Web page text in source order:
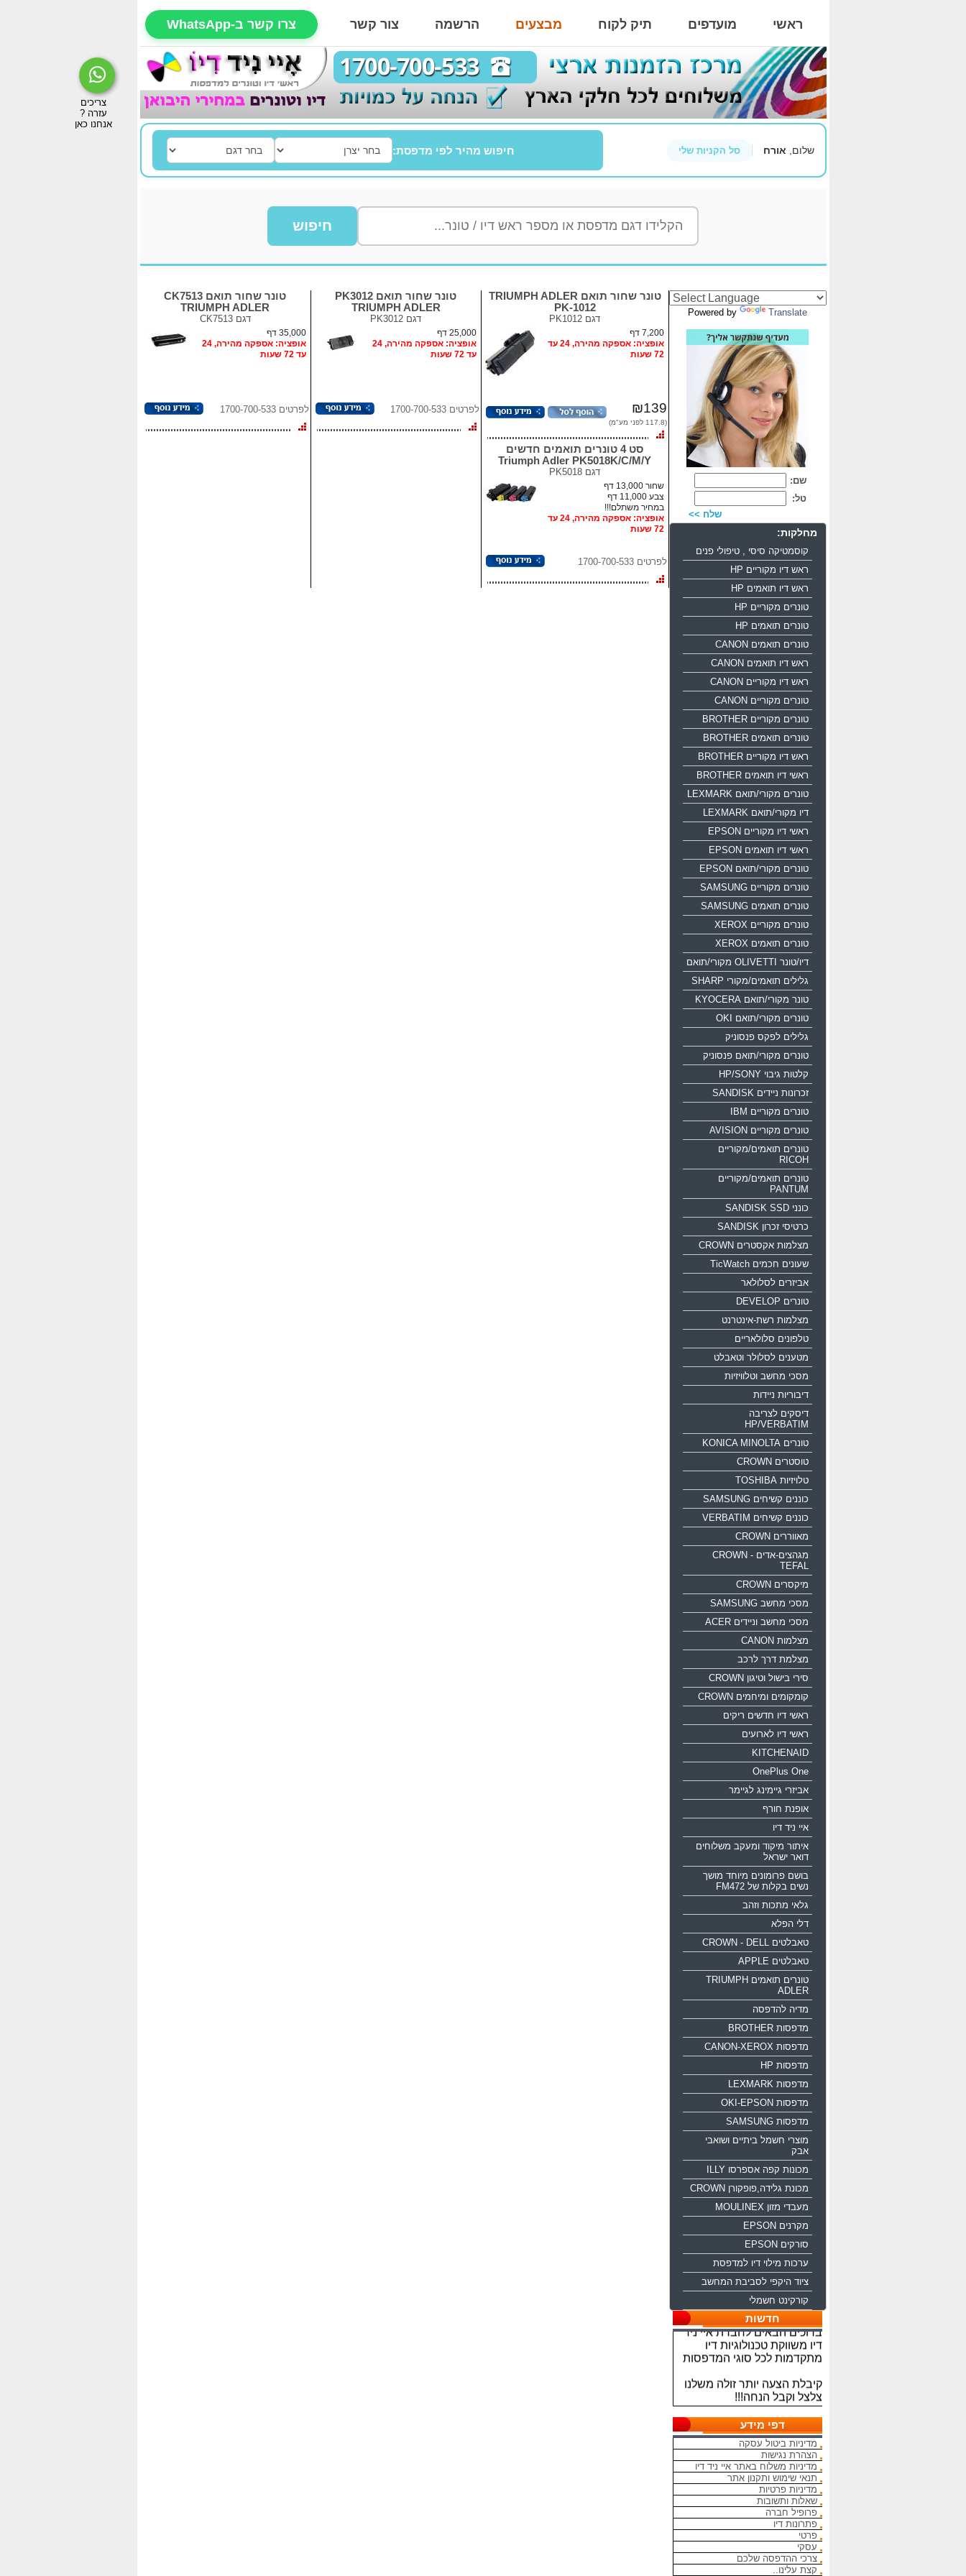
ראשי מועדפים תיק לקוח מבצעים הרשמה צור קשר צרו קשר ב-WhatsApp
שלום, אורח סל הקניות שלי חיפוש מהיר לפי מדפסת:
חיפוש
טונר שחור תואם TRIUMPH ADLER
PK-1012
דגם PK1012
טונר שחור תואם PK3012
TRIUMPH ADLER
דגם PK3012
טונר שחור תואם CK7513
TRIUMPH ADLER
דגםCK7513
7,200 דף
אופציה: אספקה מהירה, 24 עד
72 שעות
25,000 דף
אופציה: אספקה מהירה, 24
עד 72 שעות
35,000 דף
אופציה: אספקה מהירה, 24
עד 72 שעות
₪139
(117.8 לפני מע"מ)
לפרטים 1700-700-533 לפרטים 1700-700-533
סט 4 טונרים תואמים חדשים
Triumph Adler PK5018K/C/M/Y
דגם PK5018
שחור 13,000 דף
צבע 11,000 דף
במחיר משתלם!!!
אופציה: אספקה מהירה, 24 עד
72 שעות
לפרטים 1700-700-533
Powered by Translate
שם:
טל:
שלח >>
מחלקות:
קוסמטיקה סיסי , טיפולי פנים
ראש דיו מקוריים HP
ראש דיו תואמים HP
טונרים מקוריים HP
טונרים תואמים HP
טונרים תואמים CANON
ראש דיו תואמים CANON
ראש דיו מקוריים CANON
טונרים מקוריים CANON
טונרים מקוריים BROTHER
טונרים תואמים BROTHER
ראש דיו מקוריים BROTHER
ראשי דיו תואמים BROTHER
טונרים מקורי/תואם LEXMARK
דיו מקורי/תואם LEXMARK
ראשי דיו מקוריים EPSON
ראשי דיו תואמים EPSON
טונרים מקורי/תואם EPSON
טונרים מקוריים SAMSUNG
טונרים תואמים SAMSUNG
טונרים מקוריים XEROX
טונרים תואמים XEROX
דיו/טונר OLIVETTI מקורי/תואם
גלילים תואמים/מקורי SHARP
טונר מקורי/תואם KYOCERA
טונרים מקורי/תואם OKI
גלילים לפקס פנסוניק
טונרים מקורי/תואם פנסוניק
קלטות גיבוי HP/SONY
זכרונות ניידים SANDISK
טונרים מקוריים IBM
טונרים מקוריים AVISION
טונרים תואמים/מקוריים
RICOH
טונרים תואמים/מקוריים
PANTUM
כונני SANDISK SSD
כרטיסי זכרון SANDISK
מצלמות אקסטרים CROWN
שעונים חכמים TicWatch
אביזרים לסלולאר
טונרים DEVELOP
מצלמות רשת-אינטרנט
טלפונים סלולאריים
מטענים לסלולר וטאבלט
מסכי מחשב וטלוויזיות
דיבוריות ניידות
דיסקים לצריבה
HP/VERBATIM
טונרים KONICA MINOLTA
טוסטרים CROWN
טלויזיות TOSHIBA
כוננים קשיחים SAMSUNG
כוננים קשיחים VERBATIM
מאווררים CROWN
מגהצים-אדים CROWN -
TEFAL
מיקסרים CROWN
מסכי מחשב SAMSUNG
מסכי מחשב וניידים ACER
מצלמות CANON
מצלמת דרך לרכב
סירי בישול וטיגון CROWN
קומקומים ומיחמים CROWN
ראשי דיו חדשים ריקים
ראשי דיו לארועים
KITCHENAID
OnePlus One
אביזרי גיימינג לגיימר
אופנת חורף
איי ניד דיו
איתור מיקוד ומעקב משלוחים
דואר ישראל
בושם פרומונים מיוחד מושך
נשים בקלות של FM472
גלאי מתכות וזהב
דלי הפלא
טאבלטים CROWN - DELL
טאבלטים APPLE
טונרים תואמים TRIUMPH
ADLER
מדיה להדפסה
מדפסות BROTHER
מדפסות CANON-XEROX
מדפסות HP
מדפסות LEXMARK
מדפסות OKI-EPSON
מדפסות SAMSUNG
מוצרי חשמל ביתיים ושואבי
אבק
מכונות קפה אספרסו ILLY
מכונת גלידה,פופקורן CROWN
מעבדי מזון MOULINEX
מקרנים EPSON
סורקים EPSON
ערכות מילוי דיו למדפסת
ציוד היקפי לסביבת המחשב
קורקינט חשמלי
חדשות
ברוכים הבאים לחברת איי ניד
דיו משווקת טכנולוגיות דיו
מתקדמות לכל סוגי המדפסות
צלצל וקבל הנחה!!!
מתחייבים להיות הכי זולים
בארץ בראשי הדיו והטונרים
התואמים, יש אפשרות למשלוח
מהיום להיום
המחירים באתר אינם סופיים,יש
הנחה על קניה כמותית פרטים
במרכז ההזמנות
מאמינים אך ורק ביחס אישי
הוגן ובהקשבה
ללקוחות.בזכותכם הצלחתנו
דפי מידע
מדיניות ביטול עסקה
הצהרת נגישות
מדיניות משלוח באתר איי ניד דיו
תנאי שימוש ותקנון אתר
מדיניות פרטיות
שאלות ותשובות
פרופיל חברה
פתרונות דיו
פרטי
עסקי
צרכי ההדפסה שלכם
קצת עלינו..